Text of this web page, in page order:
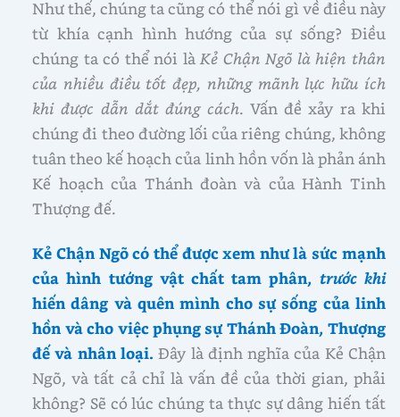
Như thế, chúng ta cũng có thể nói gì về điều này
từ khía cạnh hình hướng của sự sống? Điều
chúng ta có thể nói là Kẻ Chận Ngõ là hiện thân
của nhiều điều tốt đẹp, những mãnh lực hữu ích
khi được dẫn dắt đúng cách. Vấn đề xảy ra khi
chúng đi theo đường lối của riêng chúng, không
tuân theo kế hoạch của linh hồn vốn là phản ánh
Kế hoạch của Thánh đoàn và của Hành Tinh
Thượng đế.
Kẻ Chận Ngõ có thể được xem như là sức mạnh
của hình tướng vật chất tam phân, trước khi
hiến dâng và quên mình cho sự sống của linh
hồn và cho việc phụng sự Thánh Đoàn, Thượng
đế và nhân loại.Đây là định nghĩa của Kẻ Chận
Ngõ, và tất cả chỉ là vấn đề của thời gian, phải
không? Sẽ có lúc chúng ta thực sự dâng hiến tất